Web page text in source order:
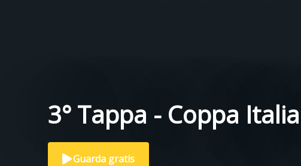
3° Tappa - Coppa
Guarda gratis